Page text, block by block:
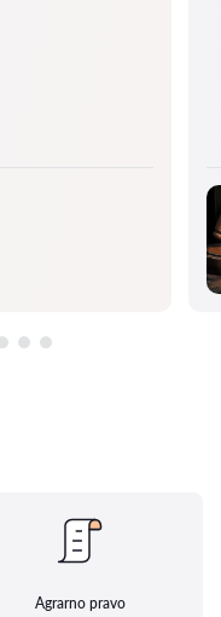
Agrarno pravo